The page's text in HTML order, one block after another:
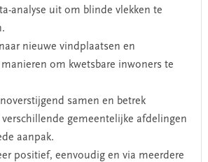
analyse uit om blinde vlekken te
nieuwe vindplaatsen en
om kwetsbare inwoners te
samen en betrek
verschillende gemeentelijke afdelingen
aanpak.
positief, eenvoudig en via meerdere